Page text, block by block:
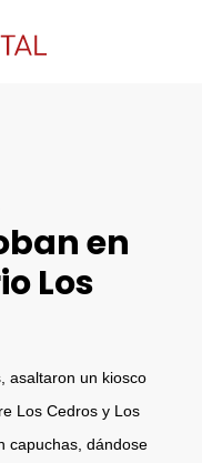
en
Los
asaltaron un kiosco
Los Cedros y Los
capuchas, dándose